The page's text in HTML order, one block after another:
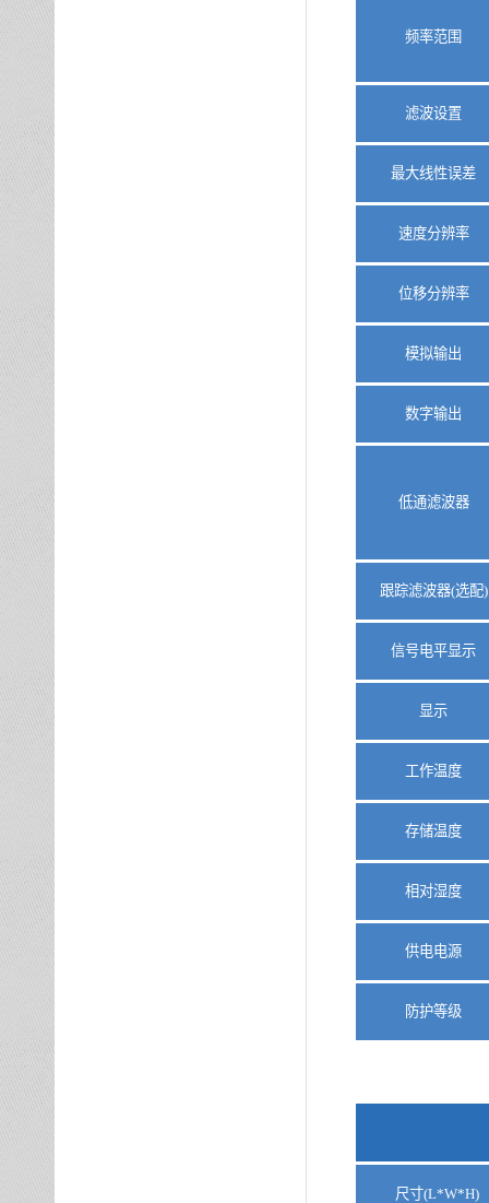
频率范围
滤波设置
最大线性误差
速度分辨率
位移分辨率
模拟输出
数字输出
低通滤波器
跟踪滤波器(选配)
信号电平显示
显示
工作温度
存储温度
相对湿度
供电电源
防护等级
尺寸(L*W*H)